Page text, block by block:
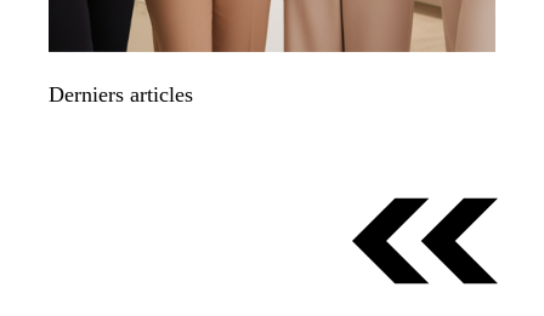
Derniers articles